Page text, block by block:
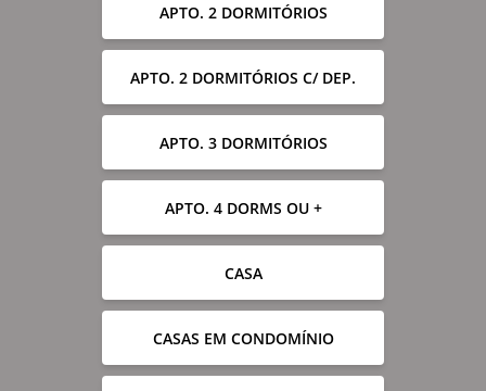
APTO. 2 DORMITÓRIOS
APTO. 2 DORMITÓRIOS C/ DEP.
APTO. 3 DORMITÓRIOS
APTO. 4 DORMS OU +
CASA
CASAS EM CONDOMÍNIO